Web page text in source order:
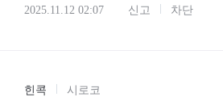
2025.11.12 02:07 신고 차단
힌콕 시로코